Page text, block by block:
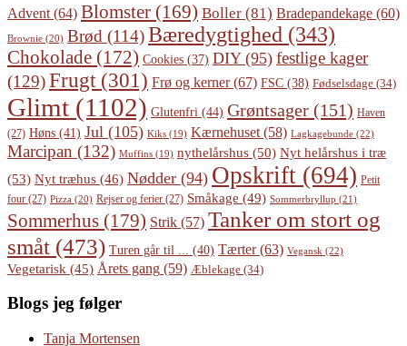
Advent (64) Blomster (169) Boller (81) Bradepandekage (60)
Brownie (20) Brød (114)Bæredygtighed (343)
Chokolade (172) Cookies (37) DIY(95) festlige kager
(129)Frugt (301) Frø og kerner(67) FSC (38) Fødselsdage (34)
Glimt (1102) Glutenfri (44) Grøntsager (151) Haven
(27) Høns (41) Jul (105) Kiks (19) Kærnehuset (58) Lagkagebunde (22)
Marcipan (132) Muffins (19) nythelårshus (50) Nyt helårshus i træ
(53) Nyt træhus (46) Nødder (94) Opskrift (694) Petit
four (27) Pizza (20) Rejser og ferier (27) Småkage (49) Sommerbryllup (21)
Sommerhus (179) Strik (57) Tanker om stort og
småt (473) Turen går til ... (40) Tærter(63) Vegansk (22)
Vegetarisk (45) Årets gang (59) Æblekage (34)
Blogs jeg følger
Tanja Mortensen